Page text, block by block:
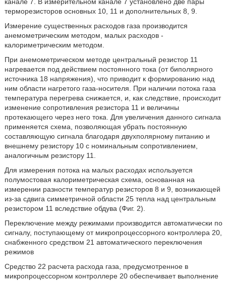
канале 7. В измерительном канале 7 установлено две пары
терморезисторов основных 10, 11 и дополнительных 8, 9.
Измерение существенных расходов газа производится
анемометрическим методом, малых расходов -
калориметрическим методом.
При анемометрическом методе центральный резистор 11
нагревается под действием постоянного тока (от биполярного
источника 18 напряжения), что приводит к формированию над
ним области нагретого газа-носителя. При наличии потока газа
температура перегрева снижается, и, как следствие, происходит
изменение сопротивления резистора 11 и величины
протекающего через него тока. Для увеличения данного сигнала
применяется схема, позволяющая убрать постоянную
составляющую сигнала благодаря двухполярному питанию и
внешнему резистору 10 с номинальным сопротивлением,
аналогичным резистору 11.
Для измерения потока на малых расходах используется
полумостовая калориметрическая схема, основанная на
измерении разности температур резисторов 8 и 9, возникающей
из-за сдвига симметричной области 25 тепла над центральным
резистором 11 вследствие обдува (Фиг. 2).
Переключение между режимами производится автоматически по
сигналу, поступающему от микропроцессорного контроллера 20,
снабженного средством 21 автоматического переключения
режимов
Средство 22 расчета расхода газа, предусмотренное в
микропроцессорном контроллере 20 обеспечивает выполнение